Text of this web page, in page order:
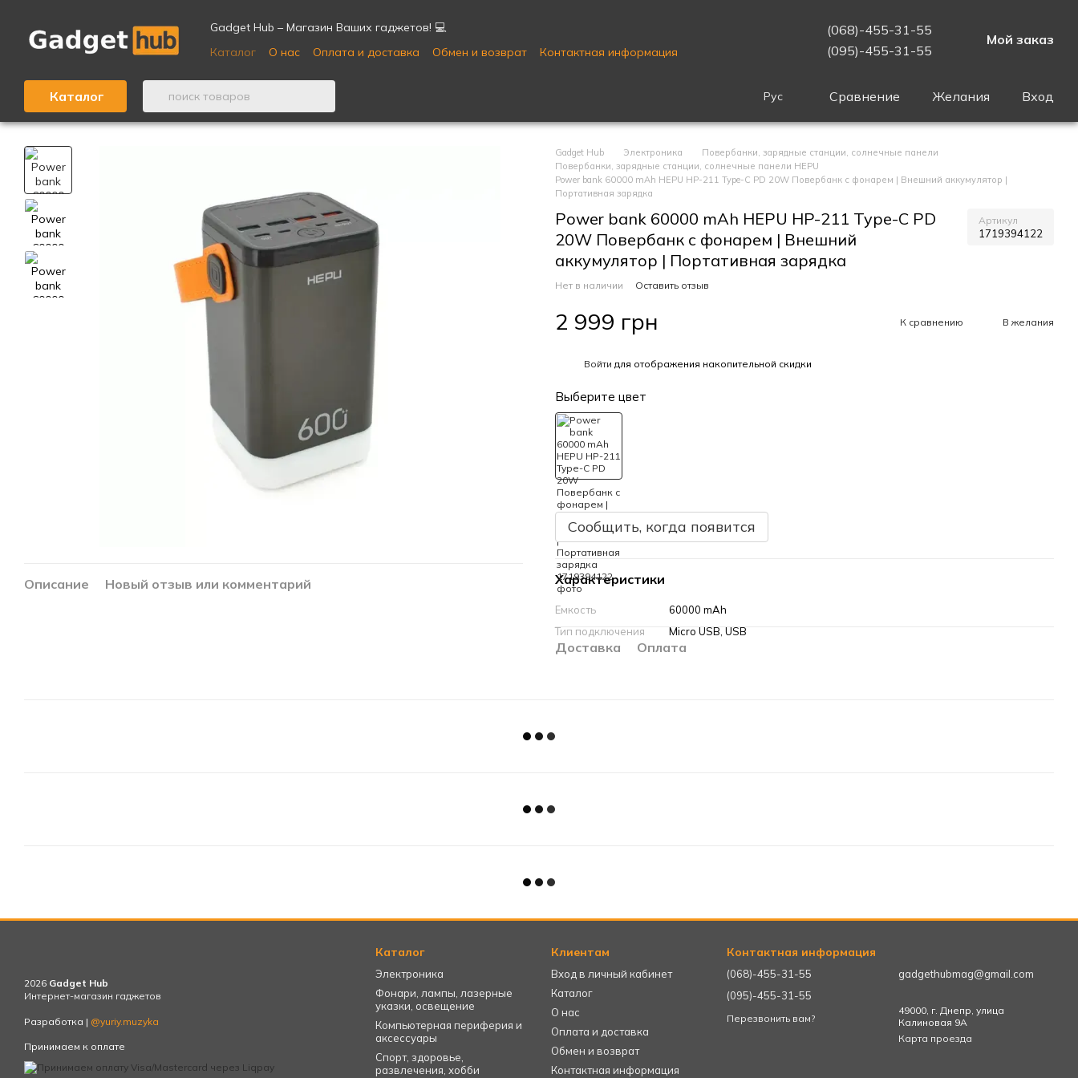
Gadget Hub – Магазин Ваших гаджетов! 💻
Каталог
О нас Оплата и доставка Обмен и возврат
Контактная информация
(068)-455-31-55
(095)-455-31-55
Мой заказ
Каталог Рус Сравнение Желания Вход
Описание Новый отзыв или комментарий
Gadget Hub Электроника
Повербанки, зарядные станции, солнечные панели
Повербанки, зарядные станции, солнечные панели HEPU
Power bank 60000 mAh HEPU HP-211 Type-C PD 20W Повербанк с фонарем | Внешний аккумулятор |
Портативная зарядка
Power bank 60000 mAh HEPU HP-211 Type-C PD
20W Повербанк с фонарем | Внешний
аккумулятор | Портативная зарядка
Артикул
1719394122
Нет в наличии Оставить отзыв
2 999 грн К сравнению В желания
Войти для отображения накопительной скидки
Выберите цвет
Сообщить, когда появится
Характеристики
Емкость
60000 mAh
Тип подключения
Micro USB, USB
Доставка Оплата
2026 Gadget Hub
Интернет-магазин гаджетов
Разработка | @yuriy.muzyka
Принимаем к оплате
Каталог
Электроника
Фонари, лампы, лазерные
указки, освещение
Компьютерная периферия и
аксессуары
Спорт, здоровье,
развлечения, хобби
Клиентам
Вход в личный кабинет
Каталог
О нас
Оплата и доставка
Обмен и возврат
Контактная информация
Контактная информация
(068)-455-31-55
(095)-455-31-55
Перезвонить вам?
gadgethubmag@gmail.com
49000, г. Днепр, улица
Калиновая 9А
Карта проезда